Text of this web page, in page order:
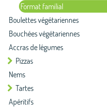
Format familial
Boulettes végétariennes
Bouchées végétariennes
Accras de légumes
Pizzas
Nems
Tartes
Apéritifs